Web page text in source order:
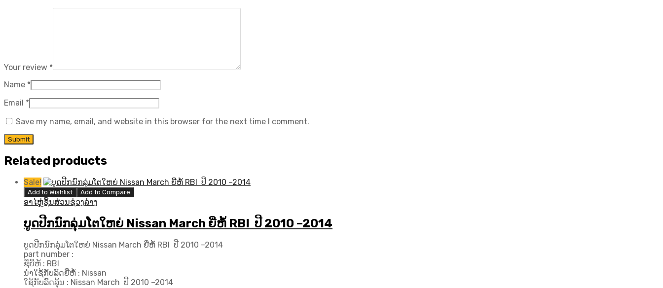
Your review *
Name *
Email *
Save my name, email, and website in this browser for the next time I comment.
Related products
Sale!
Add to Wishlist Add to Compare
ອາໄຫຼ່ຊິ້ນສ່ວນຊ່ວງລ່າງ
ບູດປີກນົກລຸ່ມໂຕໃຫຍ່ Nissan March ຍີ່ຫໍ້ RBI ປີ 2010 –2014
ບູດປີກນົກລຸ່ມໂຕໃຫຍ່ Nissan March ຍີ່ຫໍ້ RBI ປີ 2010 –2014
part number :
ຊື່ຍີ່ຫໍ້ : RBI
ນຳໃຊ້ກັບລົດຍີ່ຫໍ້ : Nissan
ໃຊ້ກັບລົດລຸ້ນ : Nissan March ປີ 2010 –2014